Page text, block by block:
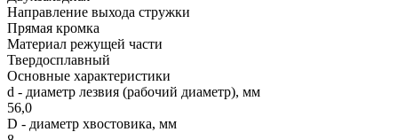
Направление выхода стружки
Прямая кромка
Материал режущей части
Твердосплавный
Основные характеристики
d - диаметр лезвия (рабочий диаметр), мм
56,0
D - диаметр хвостовика, мм